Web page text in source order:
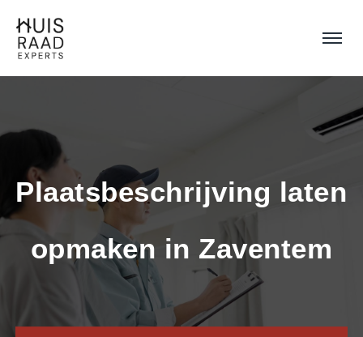
Plaatsbeschrijving laten
opmaken in Zaventem